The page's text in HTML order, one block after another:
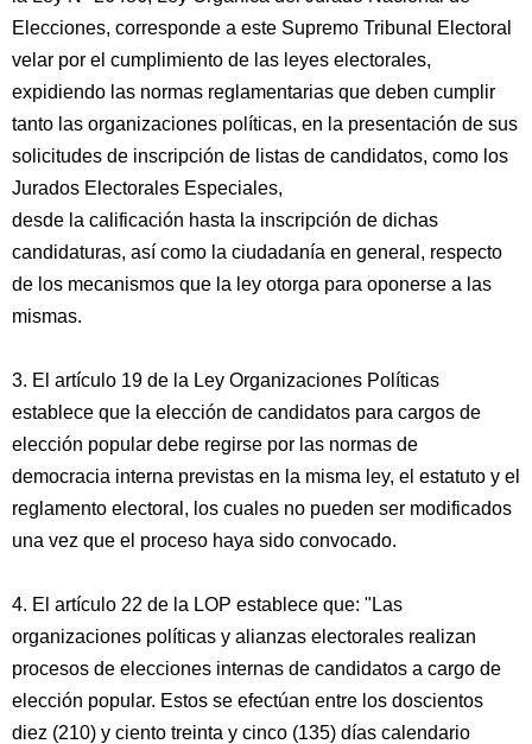
Elecciones, corresponde a este Supremo Tribunal Electoral
velar por el cumplimiento de las leyes electorales,
expidiendo las normas reglamentarias que deben cumplir
tanto las organizaciones políticas, en la presentación de sus
solicitudes de inscripción de listas de candidatos, como los
Jurados Electorales Especiales,
desde la calificación hasta la inscripción de dichas
candidaturas, así como la ciudadanía en general, respecto
de los mecanismos que la ley otorga para oponerse a las
mismas.
3. El artículo 19 de la Ley Organizaciones Políticas
establece que la elección de candidatos para cargos de
elección popular debe regirse por las normas de
democracia interna previstas en la misma ley, el estatuto y el
reglamento electoral, los cuales no pueden ser modificados
una vez que el proceso haya sido convocado.
4. El artículo 22 de la LOP establece que: "Las
organizaciones políticas y alianzas electorales realizan
procesos de elecciones internas de candidatos a cargo de
elección popular. Estos se efectúan entre los doscientos
diez (210) y ciento treinta y cinco (135) días calendario